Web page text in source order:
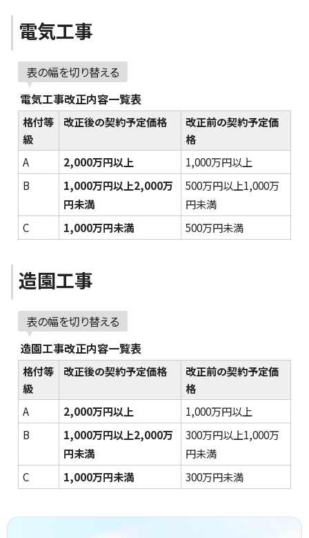
電気工事
表の幅を切り替える
電気工事改正内容一覧表
格付等
級
改正後の契約予定価格
改正前の契約予定価
格
A
2,000万円以上
1,000万円以上
B
1,000万円以上2,000万
円未満
500万円以上1,000万
円未満
C
1,000万円未満 500万円未満
造園工事
表の幅を切り替える
造園工事改正内容一覧表
格付等
級
改正後の契約予定価格
改正前の契約予定価
格
A
2,000万円以上
1,000万円以上
B
1,000万円以上2,000万
円未満
300万円以上1,000万
円未満
C
1,000万円未満 300万円未満